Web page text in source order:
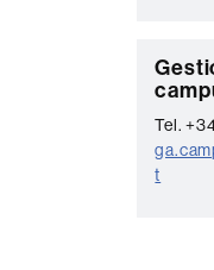
t
o
C
o
n
t
Tel.
t